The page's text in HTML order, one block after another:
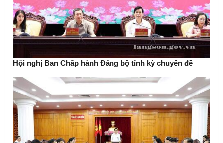
Hội nghị Ban Chấp hành Đảng bộ tỉnh kỳ chuyên đề